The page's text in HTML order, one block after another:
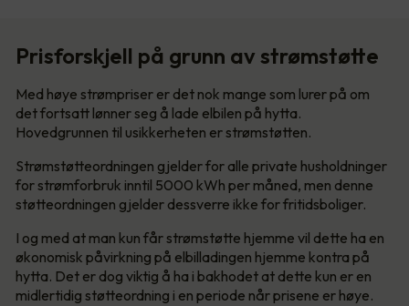
Prisforskjell på grunn av strømstøtte
Med høye strømpriser er det nok mange som lurer på om
det fortsatt lønner seg å lade elbilen på hytta.
Hovedgrunnen til usikkerheten er strømstøtten.
Strømstøtteordningen gjelder for alle private husholdninger
for strømforbruk inntil 5000 kWh per måned, men denne
støtteordningen gjelder dessverre ikke for fritidsboliger.
I og med at man kun får strømstøtte hjemme vil dette ha en
økonomisk påvirkning på elbilladingen hjemme kontra på
hytta. Det er dog viktig å ha i bakhodet at dette kun er en
midlertidig støtteordning i en periode når prisene er høye.